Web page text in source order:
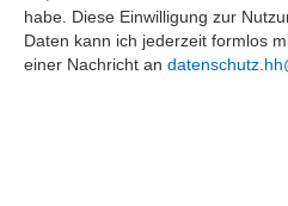
habe. Diese Einwilligung zur
Daten kann ich jederzeit formlos
einer Nachricht an